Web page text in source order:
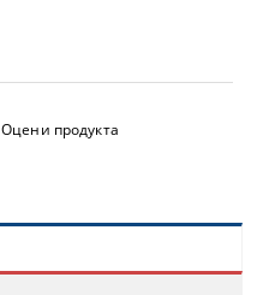
Оцени продукта